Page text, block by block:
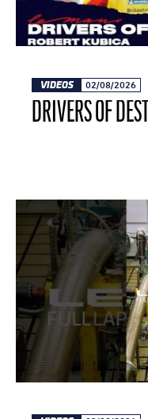
VIDEOS 02/08/2026
DRIVERS OF